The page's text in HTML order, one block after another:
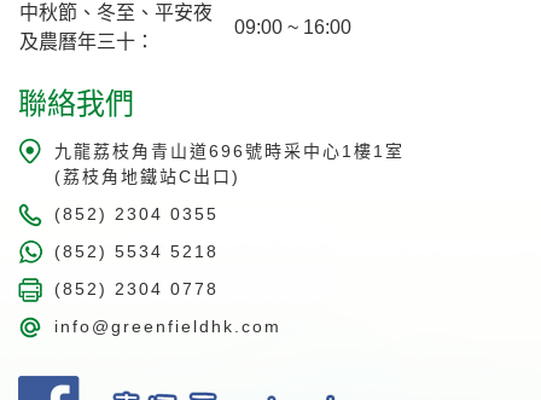
中秋節、冬至、平安夜
及農曆年三十：
09:00 ~ 16:00
聯絡我們
九龍荔枝角青山道696號時采中心1樓1室
(荔枝角地鐵站C出口)
(852) 2304 0355
(852) 5534 5218
(852) 2304 0778
info@greenfieldhk.com